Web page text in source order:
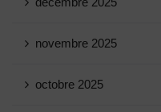
novembre 2025
octobre 2025